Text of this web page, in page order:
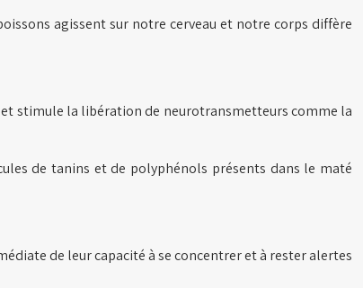
agissent sur notre cerveau et notre corps diffère
et stimule la libération de neurotransmetteurs comme la
de tanins et de polyphénols présents dans le maté
de leur capacité à se concentrer et à rester alertes